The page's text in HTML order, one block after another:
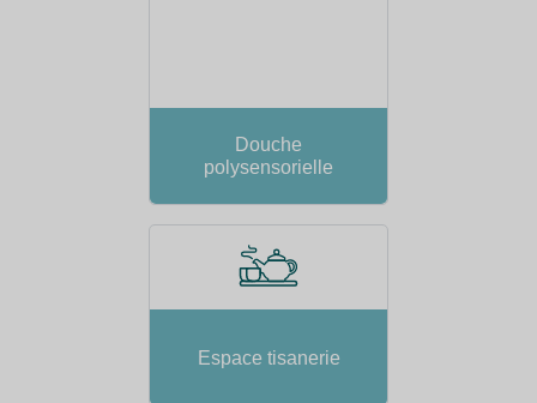
Douche
polysensorielle
Espace tisanerie